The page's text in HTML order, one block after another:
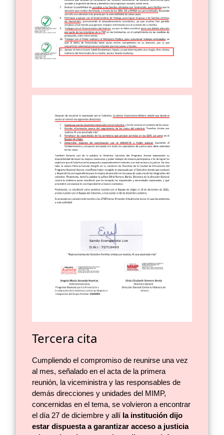
Tercera cita
Cumpliendo el compromiso de reunirse una vez
al mes, señalado en el acta de la primera
reunión, la viceministra y las responsables de
demás direcciones y unidades del MIMP,
concernidas en el tema, se volvieron a encontrar
el día 27 de diciembre y allí la institución dijo
estar dispuesta a garantizar acceso a justicia